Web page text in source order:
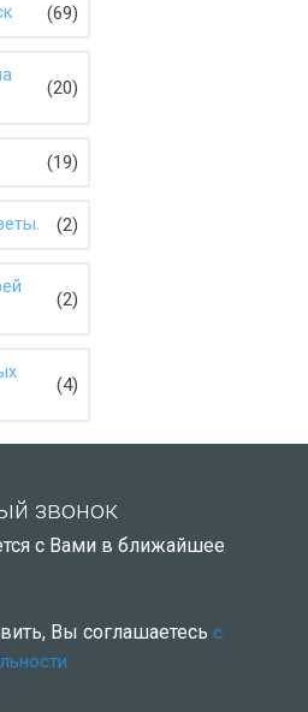
(69)
(20)
(19)
(2)
(2)
(4)
звонок
с Вами в ближайшее
Вы соглашаетесь с